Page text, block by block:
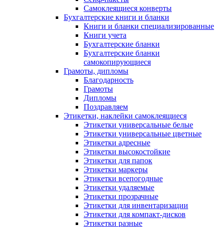
Самоклеящиеся конверты
Бухгалтерские книги и бланки
Книги и бланки специализированные
Книги учета
Бухгалтерские бланки
Бухгалтерские бланки
самокопирующиеся
Грамоты, дипломы
Благодарность
Грамоты
Дипломы
Поздравляем
Этикетки, наклейки самоклеящиеся
Этикетки универсальные белые
Этикетки универсальные цветные
Этикетки адресные
Этикетки высокостойкие
Этикетки для папок
Этикетки маркеры
Этикетки всепогодные
Этикетки удаляемые
Этикетки прозрачные
Этикетки для инвентаризации
Этикетки для компакт-дисков
Этикетки разные